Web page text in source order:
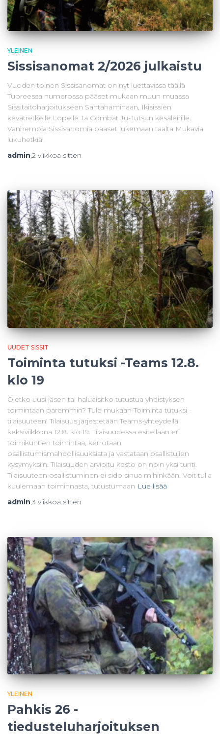
YLEINEN
Sissisanomat 2/2026 julkaistu
Vuoden toinen Sissisanomat on nyt luettavissa täällä
Tuoreessa numerossa pääset mukaan muun muassa
Sissitaitoharjoitukseen Santahaminaan, Ikisissien
kevätretkelle Lopelle Ja Combat Ju-Jutsun kesäleirille.
Vanhempia Sissisanomia pääset lukemaan täältä Mukavia
lukuhetkiä!
admin,2 viikkoa sitten
UUDET SISSIT
Toiminta tutuksi -Teams 12.8.
klo 19
Oletko uusi jäsen tai haluaisitko tutustua yhdistyksen
toimintaan paremmin? Tule mukaan Toiminta tutuksi -
tilaisuuteen! Tilaisuus järjestetään Teams-yhteydellä
keksiviikkona 12.8. klo 19. Tilaisuudessa esitellään eri
toimikuntien toimintaa, kerrotaan
osallistumismahdollisuuksista ja vastataan osallistujien
kysymyksiin. Tilaisuuden arvioitu kesto on noin yksi tunti.
Tilaisuuteen osallistuminen ei sido sinua mihinkään. Voit tulla
kuulemaan toiminnasta, tutustumaan Lue lisää
admin,3 viikkoa sitten
YLEINEN
Pahkis 26 -
tiedusteluharjoituksen